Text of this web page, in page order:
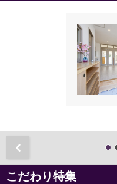
こだわり特集